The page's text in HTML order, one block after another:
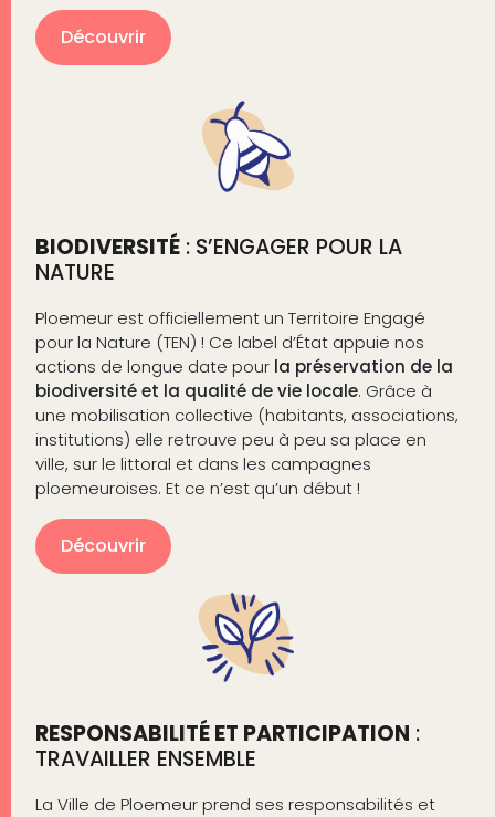
Découvrir
BIODIVERSITÉ: S’ENGAGER POUR LA
NATURE
Ploemeur est officiellement un Territoire Engagé
pour la Nature (TEN) ! Ce label d’État appuie nos
actions de longue date pour la préservation de la
biodiversité et la qualité de vie locale. Grâce à
une mobilisation collective (habitants, associations,
institutions) elle retrouve peu à peu sa place en
ville, sur le littoral et dans les campagnes
ploemeuroises. Et ce n’est qu’un début !
Découvrir
RESPONSABILITÉ ET PARTICIPATION :
TRAVAILLER ENSEMBLE
La Ville de Ploemeur prend ses responsabilités et